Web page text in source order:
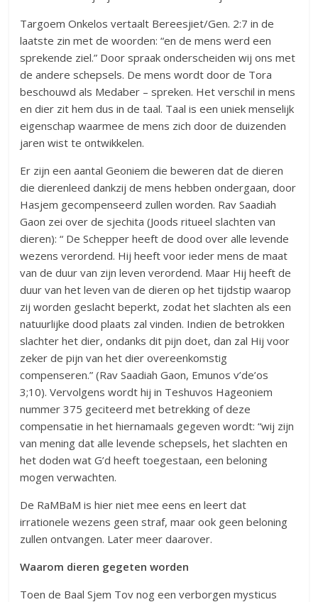
Targoem Onkelos vertaalt Bereesjiet/Gen. 2:7 in de
laatste zin met de woorden: “en de mens werd een
sprekende ziel.” Door spraak onderscheiden wij ons met
de andere schepsels. De mens wordt door de Tora
beschouwd als Medaber – spreken. Het verschil in mens
en dier zit hem dus in de taal. Taal is een uniek menselijk
eigenschap waarmee de mens zich door de duizenden
jaren wist te ontwikkelen.
Er zijn een aantal Geoniem die beweren dat de dieren
die dierenleed dankzij de mens hebben ondergaan, door
Hasjem gecompenseerd zullen worden. Rav Saadiah
Gaon zei over de sjechita (Joods ritueel slachten van
dieren): “ De Schepper heeft de dood over alle levende
wezens verordend. Hij heeft voor ieder mens de maat
van de duur van zijn leven verordend. Maar Hij heeft de
duur van het leven van de dieren op het tijdstip waarop
zij worden geslacht beperkt, zodat het slachten als een
natuurlijke dood plaats zal vinden. Indien de betrokken
slachter het dier, ondanks dit pijn doet, dan zal Hij voor
zeker de pijn van het dier overeenkomstig
compenseren.” (Rav Saadiah Gaon, Emunos v’de’os
3;10). Vervolgens wordt hij in Teshuvos Hageoniem
nummer 375 geciteerd met betrekking of deze
compensatie in het hiernamaals gegeven wordt: “wij zijn
van mening dat alle levende schepsels, het slachten en
het doden wat G’d heeft toegestaan, een beloning
mogen verwachten.
De RaMBaM is hier niet mee eens en leert dat
irrationele wezens geen straf, maar ook geen beloning
zullen ontvangen. Later meer daarover.
Waarom dieren gegeten worden
Toen de Baal Sjem Tov nog een verborgen mysticus